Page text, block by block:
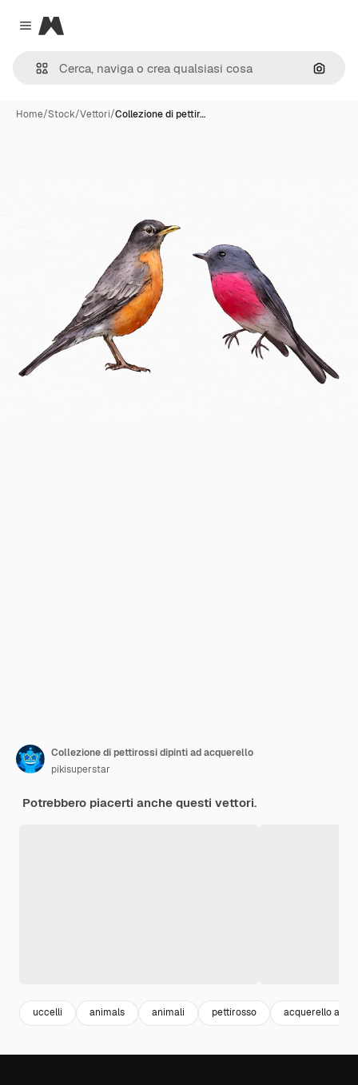
Close menu
Magnific
Cerca
Home/Stock/Vettori/Collezione di pettir…
Collezione di pettirossi dipinti ad acquerello
pikisuperstar
Potrebbero piacerti anche questi vettori.
uccelli animals animali pettirosso acquerello